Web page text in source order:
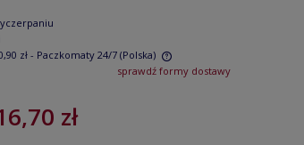
zł - Paczkomaty 24/7 (Polska)
sprawdź formy dostawy
zł